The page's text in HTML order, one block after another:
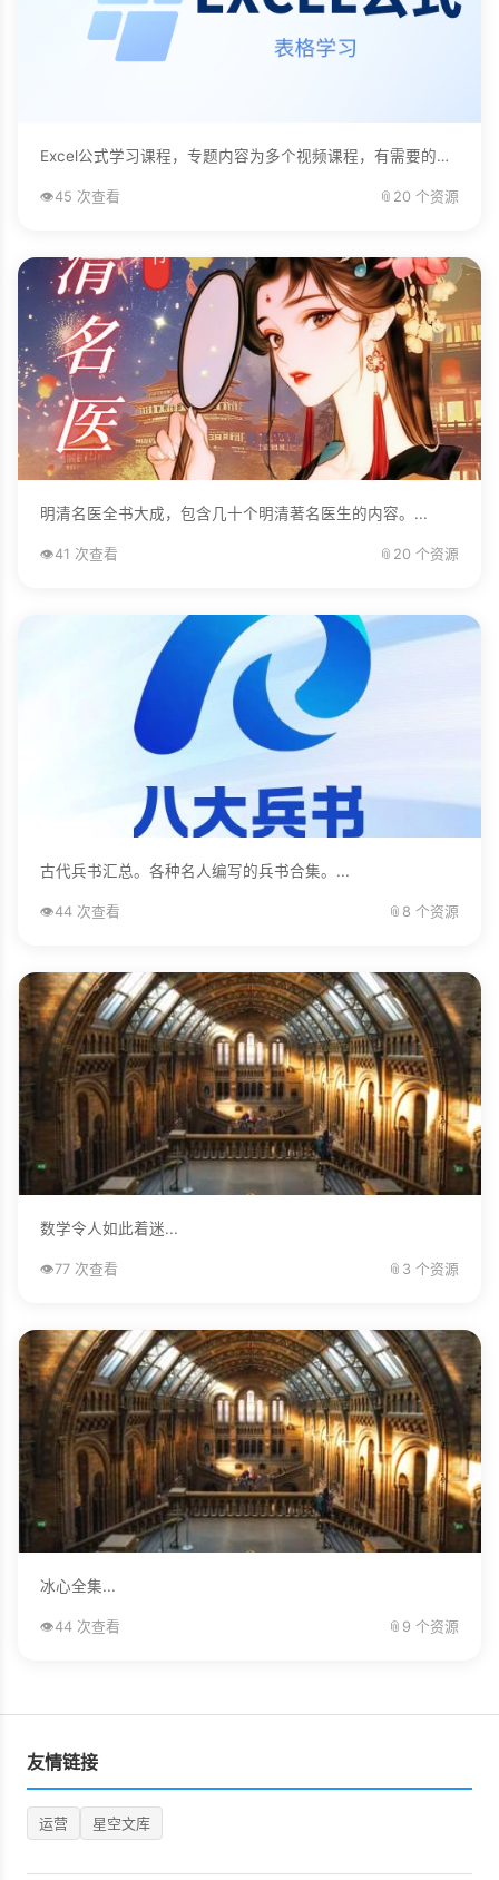
Excel公式学习课程，专题内容为多个视频课程，有需要的自己下载学习。...
👁️45 次查看 📎 20 个资源
明清名医全书大成，包含几十个明清著名医生的内容。...
👁️41 次查看 📎 20 个资源
古代兵书汇总。各种名人编写的兵书合集。...
👁️44 次查看 📎 8 个资源
数学令人如此着迷...
👁️77 次查看 📎 3 个资源
冰心全集...
👁️44 次查看 📎 9 个资源
友情链接
运营 星空文库